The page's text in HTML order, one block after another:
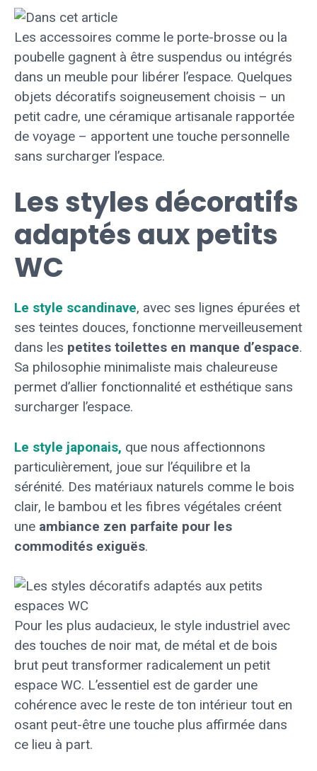
Les accessoires comme le porte-brosse ou la
poubelle gagnent à être suspendus ou intégrés
dans un meuble pour libérer l’espace. Quelques
objets décoratifs soigneusement choisis – un
petit cadre, une céramique artisanale rapportée
de voyage – apportent une touche personnelle
sans surcharger l’espace.
Les styles décoratifs
adaptés aux petits
WC
Le style scandinave, avec ses lignes épurées et
ses teintes douces, fonctionne merveilleusement
dans les petites toilettes en manque d’espace.
Sa philosophie minimaliste mais chaleureuse
permet d’allier fonctionnalité et esthétique sans
surcharger l’espace.
Le style japonais, que nous affectionnons
particulièrement, joue sur l’équilibre et la
sérénité. Des matériaux naturels comme le bois
clair, le bambou et les fibres végétales créent
une ambiance zen parfaite pour les
commodités exiguës.
Pour les plus audacieux, le style industriel avec
des touches de noir mat, de métal et de bois
brut peut transformer radicalement un petit
espace WC. L’essentiel est de garder une
cohérence avec le reste de ton intérieur tout en
osant peut-être une touche plus affirmée dans
ce lieu à part.